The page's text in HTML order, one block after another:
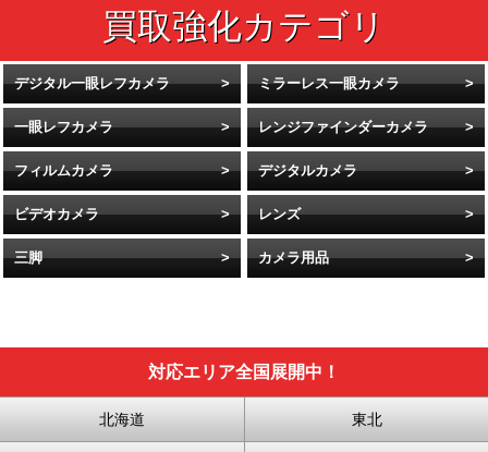
デジタル一眼レフカメラ ミラーレス一眼カメラ
一眼レフカメラ レンジファインダーカメラ
フィルムカメラ デジタルカメラ
ビデオカメラ レンズ
三脚 カメラ用品
対応エリア全国展開中！
北海道 東北